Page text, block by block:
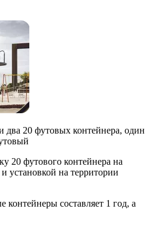
20 футовых контейнера, один
20 футового контейнера на
установкой на территории
составляет 1 год, а